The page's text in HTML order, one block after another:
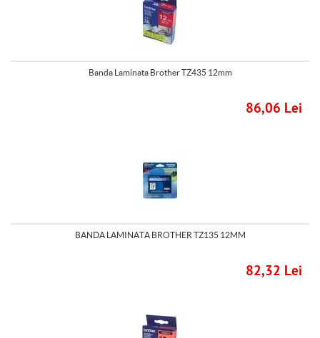
Banda Laminata Brother TZ435 12mm
86,06 Lei
BANDA LAMINATA BROTHER TZ135 12MM
82,32 Lei